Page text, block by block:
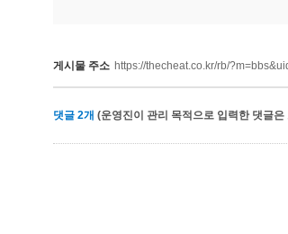
게시물 주소 https://thecheat.co.kr/rb/
댓글 2개 (운영진이 관리 목적으로 입력한 댓글